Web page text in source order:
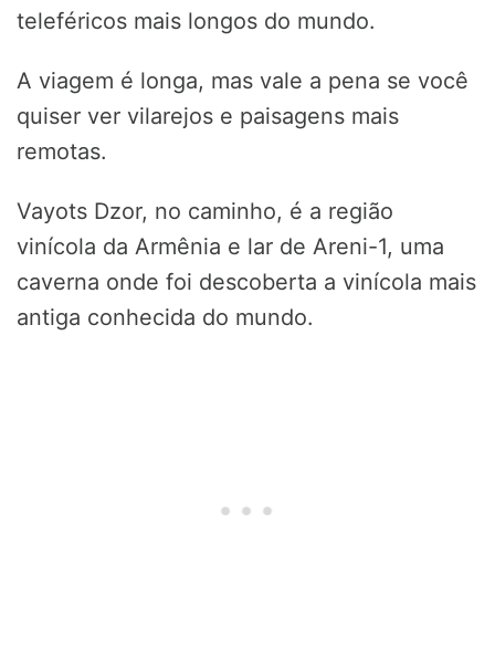
teleféricos mais longos do mundo.
A viagem é longa, mas vale a pena se você
quiser ver vilarejos e paisagens mais
remotas.
Vayots Dzor, no caminho, é a região
vinícola da Armênia e lar de Areni-1, uma
caverna onde foi descoberta a vinícola mais
antiga conhecida do mundo.